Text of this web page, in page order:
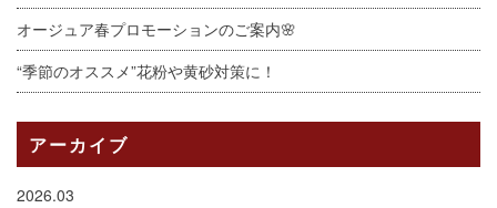
オージュア春プロモーションのご案内🌸
“季節のオススメ”花粉や黄砂対策に！
アーカイブ
2026.03